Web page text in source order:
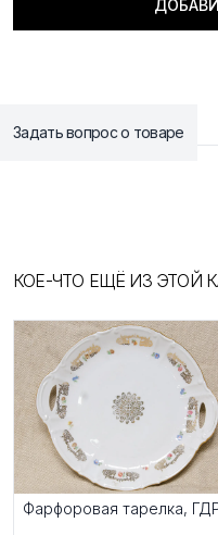
Задать вопрос о товаре
КОЕ-ЧТО ЕЩЁ ИЗ ЭТОЙ
Фарфоровая тарелка,